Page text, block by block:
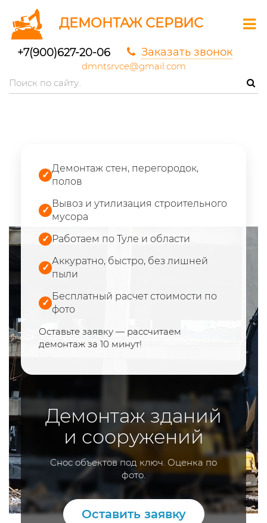
ДЕМОНТАЖ СЕРВИС
+7(900)627-20-06
dmntsrvce@gmail.com
Заказать звонок
✓
Демонтаж стен, перегородок,
полов
✓
Вывоз и утилизация строительного
мусора
✓ Работаем по Туле и области
✓
Аккуратно, быстро, без лишней
пыли
✓
Бесплатный расчет стоимости по
фото
Оставьте заявку — рассчитаем
демонтаж за 10 минут!
Демонтаж зданий
и сооружений
Снос объектов под ключ. Оценка по
фото.
Оставить заявку